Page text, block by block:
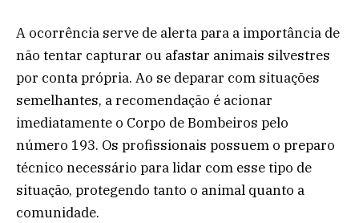
A ocorrência serve de alerta para a importância de
não tentar capturar ou afastar animais silvestres
por conta própria. Ao se deparar com situações
semelhantes, a recomendação é acionar
imediatamente o Corpo de Bombeiros pelo
número 193. Os profissionais possuem o preparo
técnico necessário para lidar com esse tipo de
situação, protegendo tanto o animal quanto a
comunidade.